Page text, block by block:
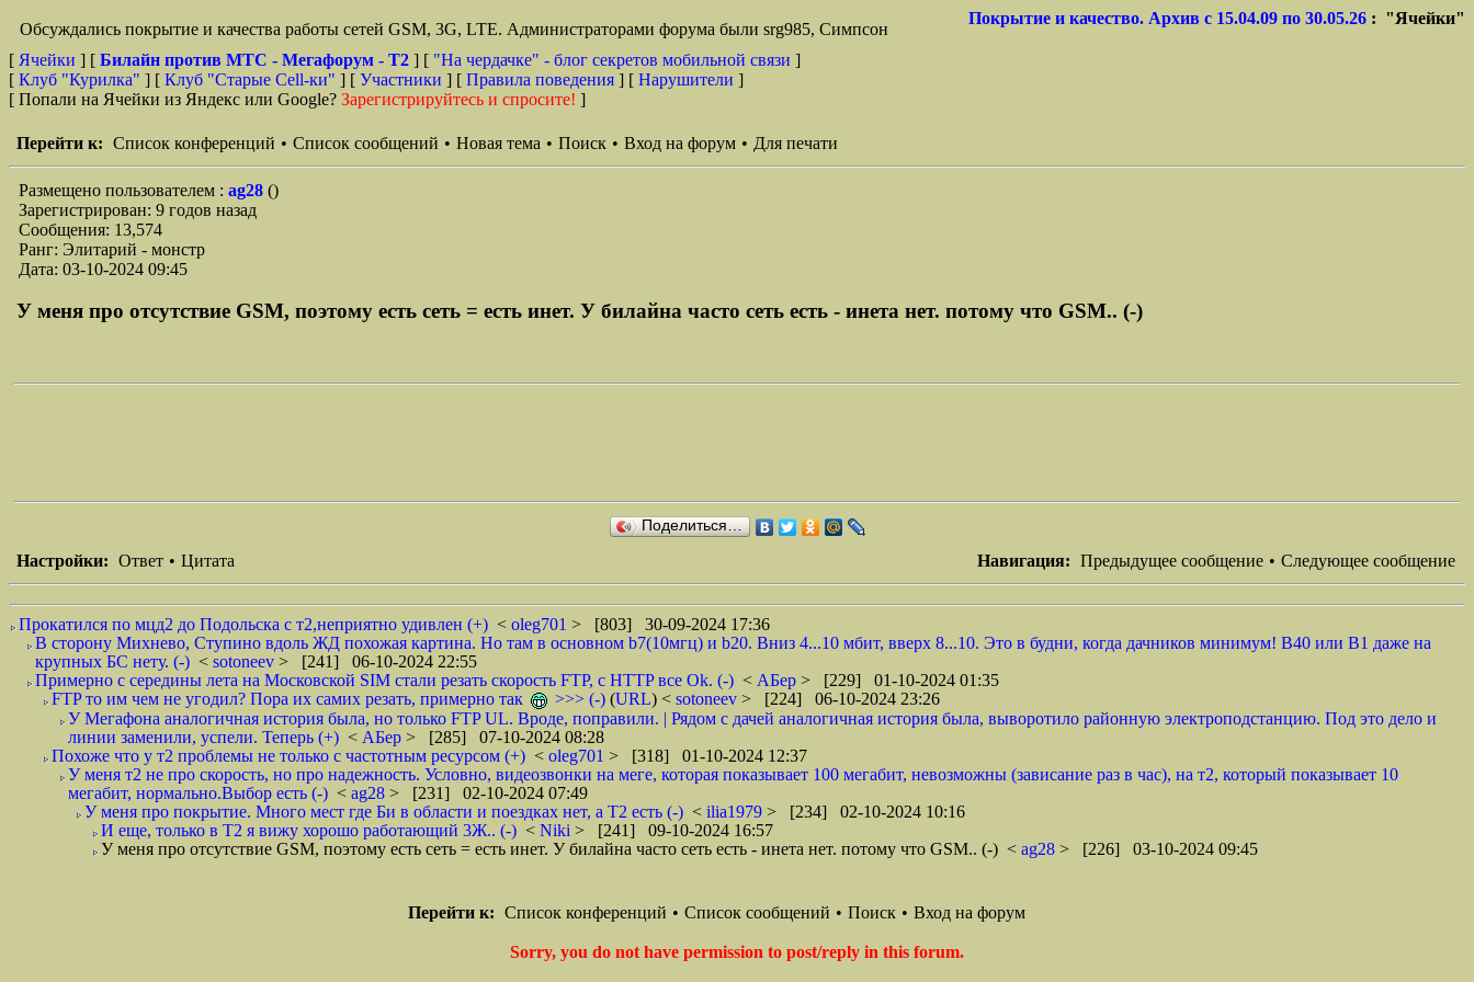
Покрытие и качество. Архив с 15.04.09 по 30.05.26 : "Ячейки"
Обсуждались покрытие и качества работы сетей GSM, 3G, LTE. Администраторами форума были srg985, Симпсон
[ Ячейки ] [ Билайн против МТС - Мегафорум - T2 ] [ "На чердачке" - блог секретов мобильной связи ]
[ Клуб "Курилка" ] [ Клуб "Старые Сell-ки" ] [ Участники ] [ Правила поведения ] [ Нарушители ]
[ Попали на Ячейки из Яндекс или Google? Зарегистрируйтесь и спросите! ]
Перейти к: Список конференций • Список сообщений • Новая тема • Поиск • Вход на форум • Для печати
Размещено пользователем : ag28 ()
Зарегистрирован: 9 годов назад
Сообщения: 13,574
Ранг: Элитарий - монстр
Дата: 03-10-2024 09:45
У меня про отсутствие GSM, поэтому есть сеть = есть инет. У билайна часто сеть есть - инета нет. потому что GSM.. (-)
Поделиться…
Навигация: Предыдущее сообщение • Следующее сообщение
Настройки: Ответ • Цитата
Прокатился по мцд2 до Подольска с т2,неприятно удивлен (+) < oleg701 > [803] 30-09-2024 17:36
В сторону Михнево, Ступино вдоль ЖД похожая картина. Но там в основном b7(10мгц) и b20. Вниз 4...10 мбит, вверх 8...10. Это в будни, когда дачников минимум! B40 или B1 даже на
крупных БС нету. (-) < sotoneev > [241] 06-10-2024 22:55
Примерно с середины лета на Московской SIM стали резать скорость FTP, с HTTP все Ok. (-) < АБер > [229] 01-10-2024 01:35
FTP то им чем не угодил? Пора их самих резать, примерно так
>>> (-) (URL) < sotoneev > [224] 06-10-2024 23:26
У Мегафона аналогичная история была, но только FTP UL. Вроде, поправили. | Рядом с дачей аналогичная история была, выворотило районную электроподстанцию. Под это дело и
линии заменили, успели. Теперь (+) < АБер > [285] 07-10-2024 08:28
Похоже что у т2 проблемы не только с частотным ресурсом (+) < oleg701 > [318] 01-10-2024 12:37
У меня т2 не про скорость, но про надежность. Условно, видеозвонки на меге, которая показывает 100 мегабит, невозможны (зависание раз в час), на т2, который показывает 10
мегабит, нормально.Выбор есть (-) < ag28 > [231] 02-10-2024 07:49
У меня про покрытие. Много мест где Би в области и поездках нет, а Т2 есть (-) < ilia1979 > [234] 02-10-2024 10:16
И еще, только в Т2 я вижу хорошо работающий 3Ж.. (-) < Niki > [241] 09-10-2024 16:57
У меня про отсутствие GSM, поэтому есть сеть = есть инет. У билайна часто сеть есть - инета нет. потому что GSM.. (-) < ag28 > [226] 03-10-2024 09:45
Перейти к: Список конференций • Список сообщений • Поиск • Вход на форум
Sorry, you do not have permission to post/reply in this forum.